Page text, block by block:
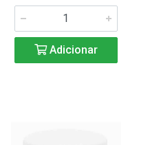
Adicionar